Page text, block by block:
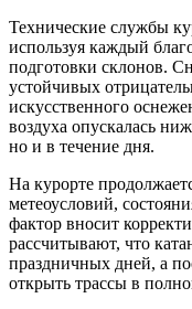
Технические службы
используя каждый
подготовки склонов.
устойчивых
искусственного
воздуха опускалась
но и в течение дня.
На курорте
метеоусловий,
фактор вносит
рассчитывают, что
праздничных дней, а
открыть трассы в